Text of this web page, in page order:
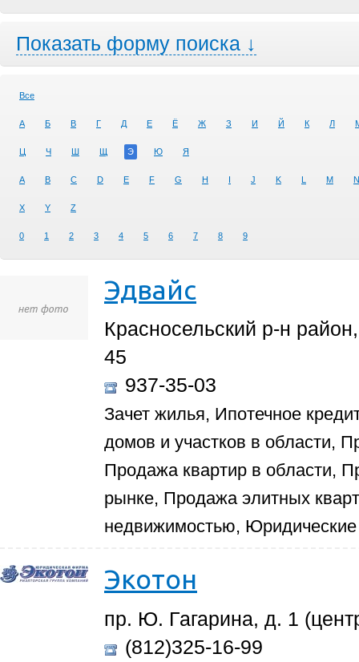
Показать форму поиска ↓
Все
А Б В Г Д Е Ё Ж З И Й К Л
Ц Ч Ш Щ Э Ю Я
A B C D E F G H I J K L M N
X Y Z
0 1 2 3 4 5 6 7 8 9
Эдвайс
Красносельский р-н
45
937-35-03
Зачет жилья, Ипотечное
домов и участков в области,
Продажа квартир в области,
рынке, Продажа элитных
недвижимостью, Юридические
Экотон
пр. Ю. Гагарина, д. 1
(812)325-16-99